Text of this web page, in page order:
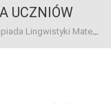
adresowe kontakt
UCZNIÓW
Olimpiada Lingwistyki Matematycznej